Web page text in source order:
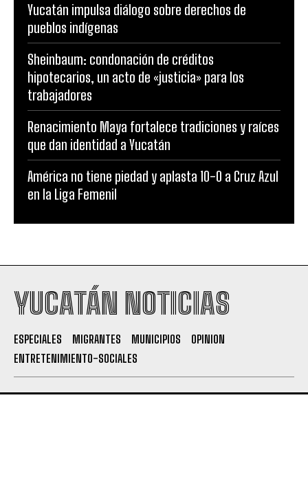
Yucatán impulsa diálogo sobre derechos de
pueblos indígenas
Sheinbaum: condonación de créditos
hipotecarios, un acto de «justicia» para los
trabajadores
Renacimiento Maya fortalece tradiciones y raíces
que dan identidad a Yucatán
América no tiene piedad y aplasta 10-0 a Cruz Azul
en la Liga Femenil
YUCATÁN NOTICIAS
ESPECIALES MIGRANTES MUNICIPIOS
OPINION
ENTRETENIMIENTO-SOCIALES